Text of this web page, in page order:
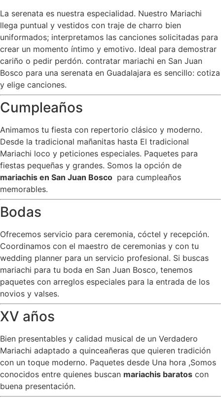
La serenata es nuestra especialidad. Nuestro Mariachi
llega puntual y vestidos con traje de charro bien
uniformados; interpretamos las canciones solicitadas para
crear un momento íntimo y emotivo. Ideal para demostrar
cariño o pedir perdón. contratar mariachi en San Juan
Bosco para una serenata en Guadalajara es sencillo: cotiza
y elige canciones.
Cumpleaños
Animamos tu fiesta con repertorio clásico y moderno.
Desde la tradicional mañanitas hasta El tradicional
Mariachi loco y peticiones especiales. Paquetes para
fiestas pequeñas y grandes. Somos la opción de
mariachis en San Juan Bosco para cumpleaños
memorables.
Bodas
Ofrecemos servicio para ceremonia, cóctel y recepción.
Coordinamos con el maestro de ceremonias y con tu
wedding planner para un servicio profesional. Si buscas
mariachi para tu boda en San Juan Bosco, tenemos
paquetes con arreglos especiales para la entrada de los
novios y valses.
XV años
Bien presentables y calidad musical de un Verdadero
Mariachi adaptado a quinceañeras que quieren tradición
con un toque moderno. Paquetes desde Una hora ,Somos
conocidos entre quienes buscan mariachis baratos con
buena presentación.